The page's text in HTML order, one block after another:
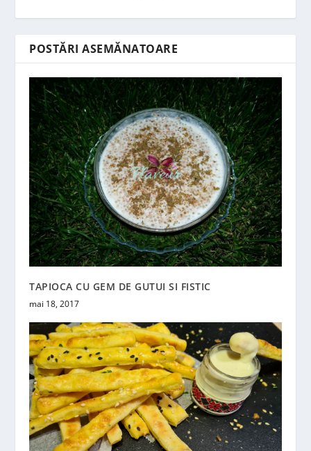
POSTĂRI ASEMĂNATOARE
TAPIOCA CU GEM DE GUTUI SI FISTIC
mai 18, 2017